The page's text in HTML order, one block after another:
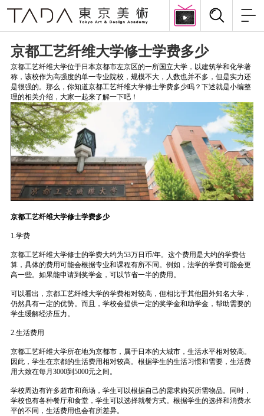
京都工艺纤维大学修士学费多少
京都工艺纤维大学位于日本京都市左京区的一所国立大学，以建筑学和化学著
称，该校作为高强度的单一专业院校，规模不大，人数也并不多，但是实力还
是很强的。那么，你知道京都工艺纤维大学修士学费多少吗？下述就是小编整
理的相关介绍，大家一起来了解一下吧！
京都工艺纤维大学修士学费多少
1.学费
京都工艺纤维大学修士的学费大约为53万日币/年。这个费用是大约的学费估
算，具体的费用可能会根据专业和课程有所不同。例如，法学的学费可能会更
高一些。如果能申请到奖学金，可以节省一半的费用。
可以看出，京都工艺纤维大学的学费相对较高，但相比于其他国外知名大学，
仍然具有一定的优势。而且，学校会提供一定的奖学金和助学金，帮助需要的
学生缓解经济压力。
2.生活费用
京都工艺纤维大学所在地为京都市，属于日本的大城市，生活水平相对较高。
因此，学生在京都的生活费用相对较高。根据学生的生活习惯和需要，生活费
用大致在每月3000到5000元之间。
学校周边有许多超市和商场，学生可以根据自己的需求购买所需物品。同时，
学校也有各种餐厅和食堂，学生可以选择就餐方式。根据学生的选择和消费水
平的不同，生活费用也会有所差异。